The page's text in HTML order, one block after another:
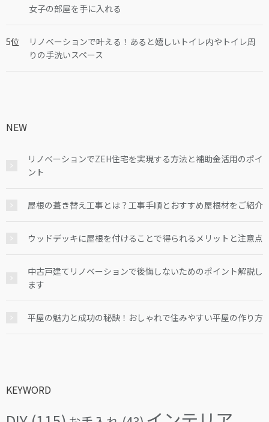
女子の部屋を手に入れる
リノベーションで叶える！あると嬉しいトイレ内やトイレ周
りの手洗いスペース
NEW
リノベーションでZEH住宅を実現する方法と補助金活用のポイ
ント
屋根の葺き替え工事とは？工事手順とおすすめ屋根材をご紹介
ウッドデッキに屋根を付けることで得られるメリットと注意点
中古戸建てリノベーションで後悔しないためのポイント解説し
ます
平屋の魅力と成功の秘訣！おしゃれで住みやすい平屋の作り方
KEYWORD